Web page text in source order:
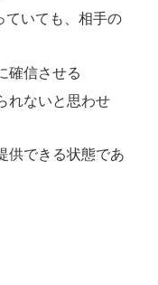
ていても、相手の
確信させる
れないと思わせ
供できる状態であ